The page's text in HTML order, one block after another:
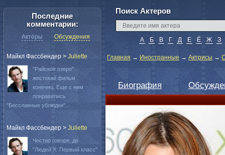
Поиск Актеров
А Б В Г Д Е Ё Ж З
Главная → Иностранные → Актрисы →
Биография
Последние
комментарии:
Актёры Обсуждения
Майкл Фассбендер > Juliette
"Райское озеро"
жестокий фильм
конечно. Еще с ним
понравились
"Бесславные ублюдки"...
Майкл Фассбендер > Juliette
Честно говоря, до
"Людей Х: Первый класс"